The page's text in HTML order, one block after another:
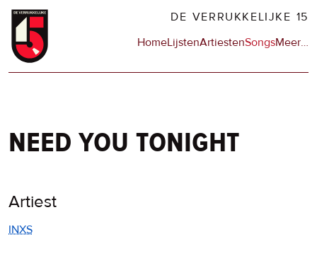
Overslaan
naar
DE VERRUKKELIJKE 15
Hoofdnavigatie
HomeLijstenArtiestenSongsMeerop
…
need you tonight
Artiest
INXS